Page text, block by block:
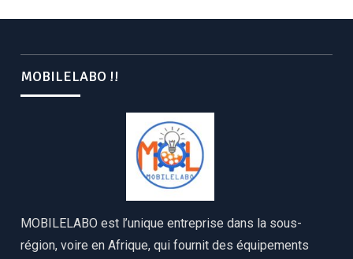
MOBILELABO !!
MOBILELABO est l’unique entreprise dans la sous-
région, voire en Afrique, qui fournit des équipements